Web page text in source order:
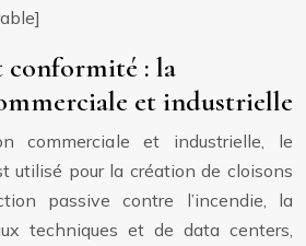
conformité : la
et industrielle
commerciale et industrielle, le
utilisé pour la création de cloisons
passive contre l’incendie, la
techniques et de data centers,